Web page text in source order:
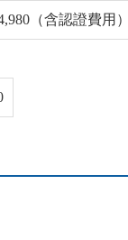
（含認證費用）